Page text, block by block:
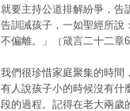
就要主持公道排解紛爭，告
告訓誡孩子，一如聖經所說
不偏離。」（箴言二十二章
我們很珍惜家庭聚集的時間
有人說孩子小的時候沒有什
段的過程。記得在老大兩歲